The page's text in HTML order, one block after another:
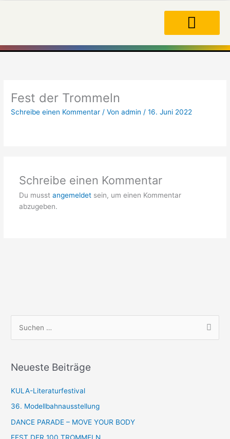
Fest der Trommeln
Schreibe einen Kommentar / Vonadmin/16. Juni 2022
Schreibe einen Kommentar
Du musst angemeldetsein, um einen Kommentar
abzugeben.
h
a
Neueste Beiträge
KULA-Literaturfestival
36. Modellbahnausstellung
DANCE PARADE – MOVE YOUR BODY